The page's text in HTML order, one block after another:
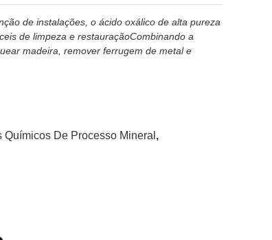
de instalações, o ácido oxálico de alta pureza
de limpeza e restauraçãoCombinando a
madeira, remover ferrugem de metal e
Químicos De Processo Mineral ,